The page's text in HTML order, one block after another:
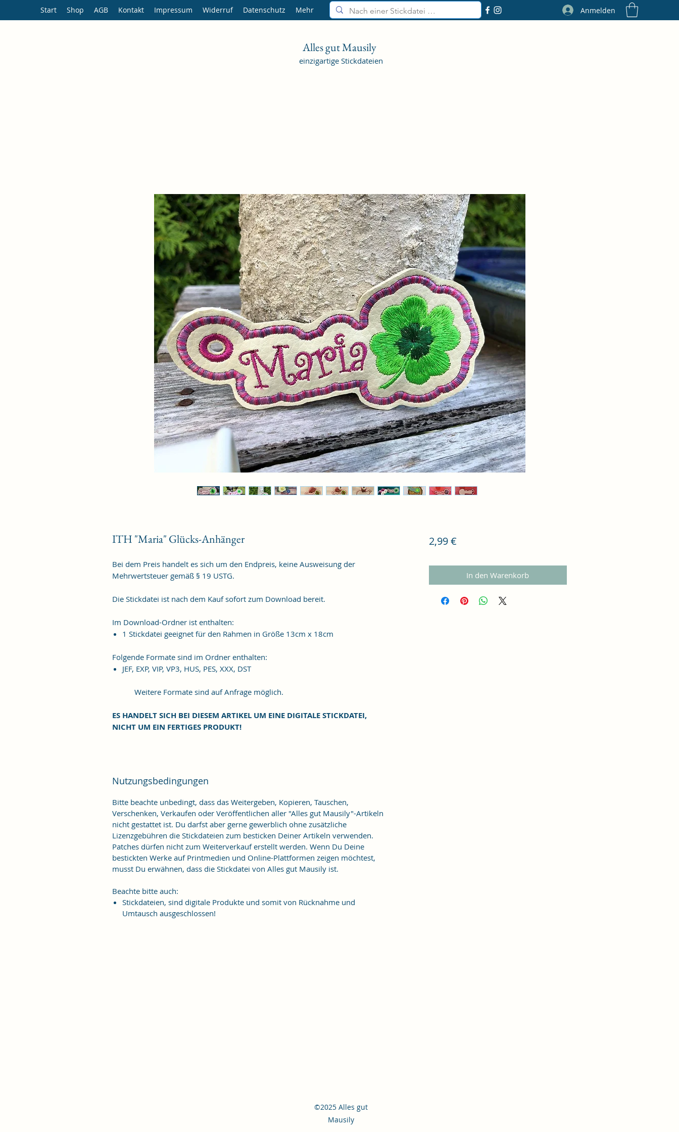
Alles gut Mausily
einzigartige Stickdateien
Start Shop AGB Kontakt Impressum Widerruf Datenschutz Mehr Anmelden
ITH "Maria" Glücks-Anhänger
Bei dem Preis handelt es sich um den Endpreis, keine Ausweisung der
Mehrwertsteuer gemäß § 19 USTG.
Die Stickdatei ist nach dem Kauf sofort zum Download bereit.
Im Download-Ordner ist enthalten:
1 Stickdatei geeignet für den Rahmen in Größe 13cm x 18cm
Folgende Formate sind im Ordner enthalten:
JEF, EXP, VIP, VP3, HUS, PES, XXX, DST
Weitere Formate sind auf Anfrage möglich.
ES HANDELT SICH BEI DIESEM ARTIKEL UM EINE DIGITALE STICKDATEI,
NICHT UM EIN FERTIGES PRODUKT!
Nutzungsbedingungen
Bitte beachte unbedingt, dass das Weitergeben, Kopieren, Tauschen,
Verschenken, Verkaufen oder Veröffentlichen aller "Alles gut Mausily"-Artikeln
nicht gestattet ist. Du darfst aber gerne gewerblich ohne zusätzliche
Lizenzgebühren die Stickdateien zum besticken Deiner Artikeln verwenden.
Patches dürfen nicht zum Weiterverkauf erstellt werden. Wenn Du Deine
bestickten Werke auf Printmedien und Online-Plattformen zeigen möchtest,
musst Du erwähnen, dass die Stickdatei von Alles gut Mausily ist.
Beachte bitte auch:
Stickdateien, sind digitale Produkte und somit von Rücknahme und
Umtausch ausgeschlossen!
2,99 €Preis
In den Warenkorb
©2025 Alles gut
Mausily